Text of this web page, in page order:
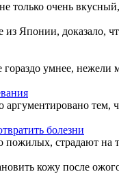
Японии, доказало,
умнее,
болезни
страдают на